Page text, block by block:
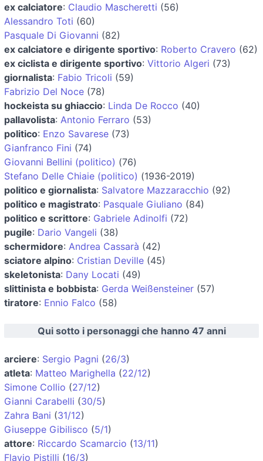
ex calciatore: Claudio Mascheretti (56)
Alessandro Toti (60)
Pasquale Di Giovanni (82)
ex calciatore e dirigente sportivo: Roberto Cravero (62)
ex ciclista e dirigente sportivo: Vittorio Algeri (73)
giornalista: Fabio Tricoli (59)
Fabrizio Del Noce (78)
hockeista su ghiaccio: Linda De Rocco (40)
pallavolista: Antonio Ferraro (53)
politico: Enzo Savarese (73)
Gianfranco Fini (74)
Giovanni Bellini (politico) (76)
Stefano Delle Chiaie (politico) (1936-2019)
politico e giornalista: Salvatore Mazzaracchio (92)
politico e magistrato: Pasquale Giuliano (84)
politico e scrittore: Gabriele Adinolfi (72)
pugile: Dario Vangeli (38)
schermidore: Andrea Cassarà (42)
sciatore alpino: Cristian Deville (45)
skeletonista: Dany Locati (49)
slittinista e bobbista: Gerda Weißensteiner (57)
tiratore: Ennio Falco (58)
Qui sotto i personaggi che hanno 47 anni
arciere: Sergio Pagni (26/3)
atleta: Matteo Marighella (22/12)
Simone Collio (27/12)
Gianni Carabelli (30/5)
Zahra Bani (31/12)
Giuseppe Gibilisco (5/1)
attore: Riccardo Scamarcio (13/11)
Flavio Pistilli (16/3)